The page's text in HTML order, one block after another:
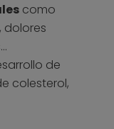
como
dolores
de
colesterol,